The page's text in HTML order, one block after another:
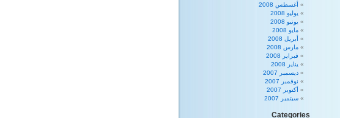
أغسطس 2008
يوليو 2008
يونيو 2008
مايو 2008
أبريل 2008
مارس 2008
فبراير 2008
يناير 2008
ديسمبر 2007
نوفمبر 2007
أكتوبر 2007
سبتمبر 2007
Categories